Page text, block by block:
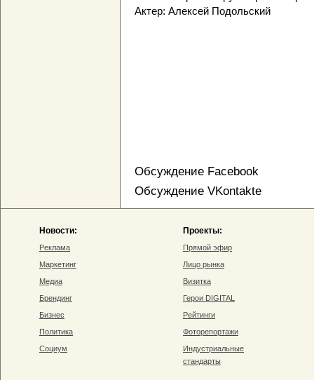
Актер: Алексей Подольский
Обсуждение Facebook
Обсуждение VKontakte
Новости:
Реклама
Маркетинг
Медиа
Брендинг
Бизнес
Политика
Социум
Проекты:
Прямой эфир
Лицо рынка
Визитка
Герои DIGITAL
Рейтинги
Фоторепортажи
Индустриальные
стандарты